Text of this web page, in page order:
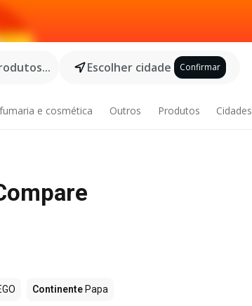
Escolher cidade Confirmar
e cosmética Outros Produtos Cidades
Continente Papa